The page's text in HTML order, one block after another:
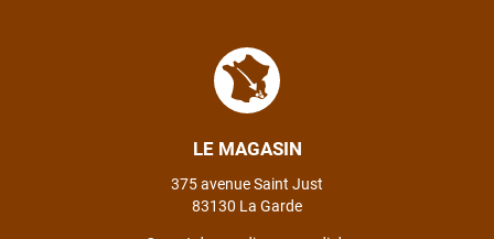
LE MAGASIN
375 avenue Saint Just
83130 La Garde